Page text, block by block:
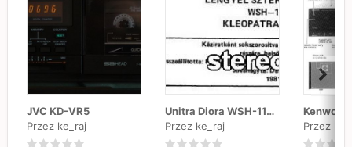
JVC KD-VR5
Przez ke_raj
Unitra Diora WSH-110, WSH-111, WSH-402 "Kleopatra 2"
Przez ke_raj
Przez